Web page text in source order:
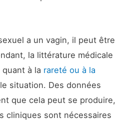
a un vagin, il peut être
la littérature médicale
à la rareté ou à la
situation. Des données
que cela peut se produire,
cliniques sont nécessaires